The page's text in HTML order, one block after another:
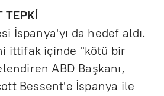
TEPKİ
İspanya'yı da hedef aldı.
ittifak içinde "kötü bir
ABD Başkanı,
Bessent'e İspanya ile